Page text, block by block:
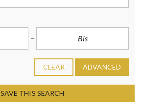
CLEAR ADVANCED
SAVE THIS SEARCH